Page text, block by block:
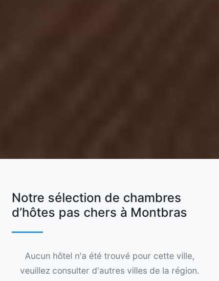
Notre sélection de chambres
d’hôtes pas chers à Montbras
Aucun hôtel n'a été trouvé pour cette ville,
veuillez consulter d'autres villes de la région.